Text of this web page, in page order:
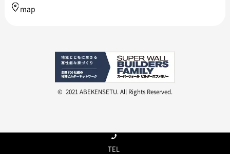
map
© 2021 ABEKENSETU. All Rights Reserved.
TEL